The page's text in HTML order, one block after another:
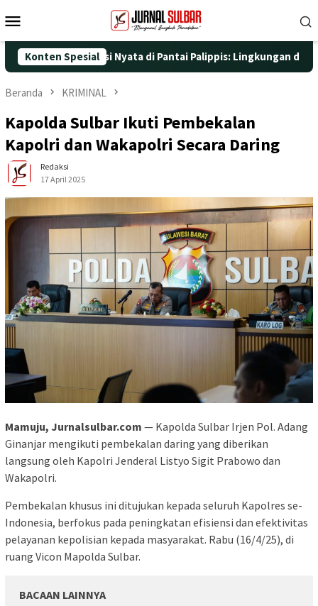
ke
Mobile
Konten Spesial
Aksi Nyata di Pantai Palippis: Lingkungan dan
Beranda KRIMINAL
Kapolda Sulbar Ikuti Pembekalan
Kapolri dan Wakapolri Secara Daring
Redaksi
17 April 2025
Mamuju, Jurnalsulbar.com — Kapolda Sulbar Irjen Pol. Adang
Ginanjar mengikuti pembekalan daring yang diberikan
langsung oleh Kapolri Jenderal Listyo Sigit Prabowo dan
Wakapolri.
Pembekalan khusus ini ditujukan kepada seluruh Kapolres se-
Indonesia, berfokus pada peningkatan efisiensi dan efektivitas
pelayanan kepolisian kepada masyarakat. Rabu (16/4/25), di
ruang Vicon Mapolda Sulbar.
BACAAN LAINNYA